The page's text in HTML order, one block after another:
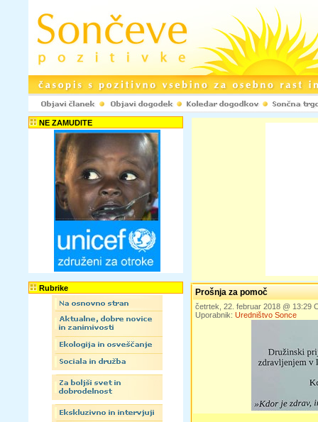
NE ZAMUDITE
Rubrike Prošnja za pomoč
četrtek, 22. februar 2018 @ 13:29
Uporabnik: Uredništvo Sonce